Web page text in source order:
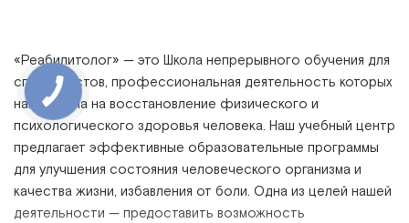
«Реабилитолог» — это Школа непрерывного обучения для
специалистов, профессиональная деятельность которых
направлена на восстановление физического и
психологического здоровья человека. Наш учебный центр
предлагает эффективные образовательные программы
для улучшения состояния человеческого организма и
качества жизни, избавления от боли. Одна из целей нашей
деятельности — предоставить возможность